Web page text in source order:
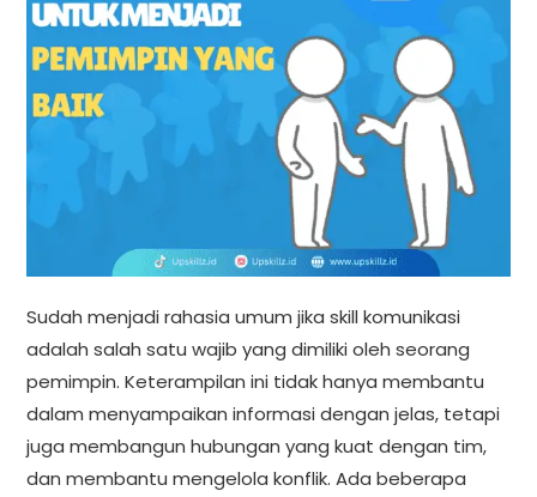
Sudah menjadi rahasia umum jika skill komunikasi
adalah salah satu wajib yang dimiliki oleh seorang
pemimpin. Keterampilan ini tidak hanya membantu
dalam menyampaikan informasi dengan jelas, tetapi
juga membangun hubungan yang kuat dengan tim,
dan membantu mengelola konflik. Ada beberapa